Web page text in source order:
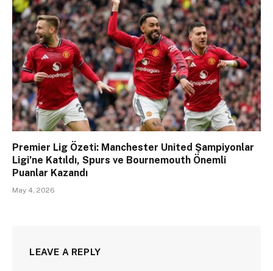
Premier Lig Özeti: Manchester United Şampiyonlar
Ligi’ne Katıldı, Spurs ve Bournemouth Önemli
Puanlar Kazandı
May 4, 2026
LEAVE A REPLY